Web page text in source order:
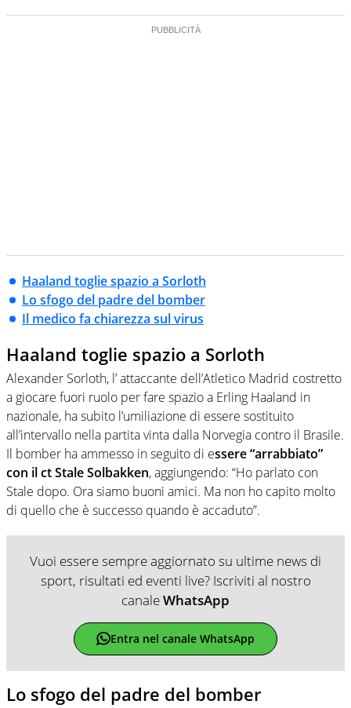
Haaland toglie spazio a Sorloth
Lo sfogo del padre del bomber
Il medico fa chiarezza sul virus
Haaland toglie spazio a Sorloth
Alexander Sorloth, l’ attaccante dell’Atletico Madrid costretto
a giocare fuori ruolo per fare spazio a Erling Haaland in
nazionale, ha subito l’umiliazione di essere sostituito
all’intervallo nella partita vinta dalla Norvegia contro il Brasile.
Il bomber ha ammesso in seguito di essere “arrabbiato”
con il ct Stale Solbakken, aggiungendo: “Ho parlato con
Stale dopo. Ora siamo buoni amici. Ma non ho capito molto
di quello che è successo quando è accaduto”.
Vuoi essere sempre aggiornato su ultime news di
sport, risultati ed eventi live? Iscriviti al nostro
canaleWhatsApp
Entra nel canale WhatsApp
Lo sfogo del padre del bomber